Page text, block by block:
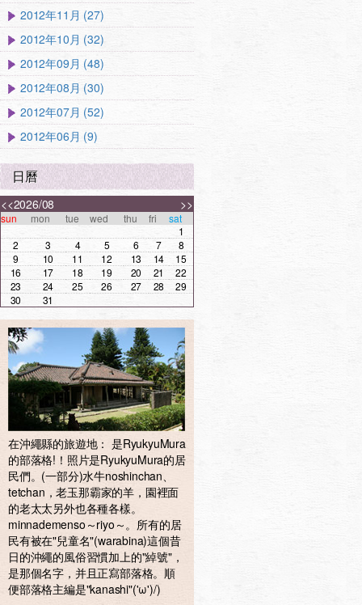
2012年11月 (27)
2012年10月 (32)
2012年09月 (48)
2012年08月 (30)
2012年07月 (52)
2012年06月 (9)
日曆
<< >>
2026/08
sun mon tue wed thu fri
sat
1
2
3 4 5 6 7
8
9
10 11 12 13 14
15
16
17 18 19 20 21
22
23
24 25 26 27 28
29
30
31
在沖繩縣的旅遊地： 是RyukyuMura
的部落格!！照片是RyukyuMura的居
民們。(一部分)水牛noshinchan、
tetchan，老玉那霸家的羊，園裡面
的老太太另外也各種各樣。
minnademenso～riyo～。所有的居
民有被在"兒童名"(warabina)這個昔
日的沖繩的風俗習慣加上的"綽號"，
是那個名字，并且正寫部落格。順
便部落格主編是"kanashi"('ω')/)